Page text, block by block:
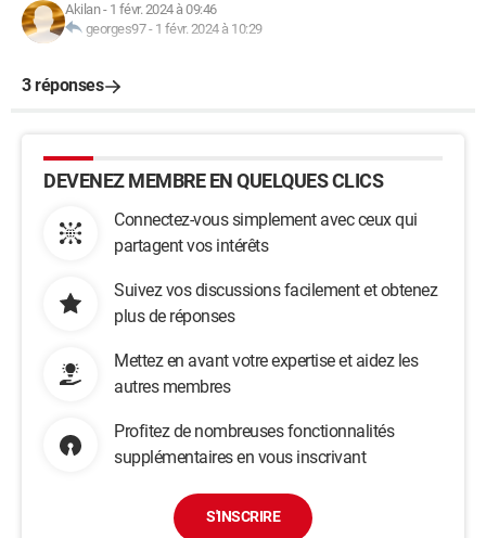
Akilan- 1 févr. 2024 à 09:46
georges97- 1 févr. 2024 à 10:29
3 réponses
DEVENEZ MEMBRE EN QUELQUES CLICS
Connectez-vous simplement avec ceux qui
partagent vos intérêts
Suivez vos discussions facilement et obtenez
plus de réponses
Mettez en avant votre expertise et aidez les
autres membres
Profitez de nombreuses fonctionnalités
supplémentaires en vous inscrivant
S'INSCRIRE